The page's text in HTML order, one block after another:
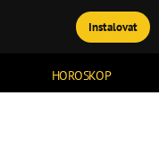
HOROSKOP
TÉMATA
Instalovat